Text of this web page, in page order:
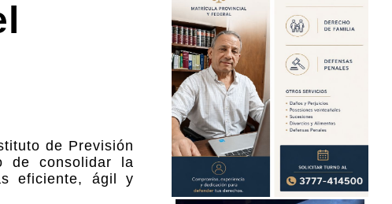
de Previsión
de consolidar la
eficiente, ágil y